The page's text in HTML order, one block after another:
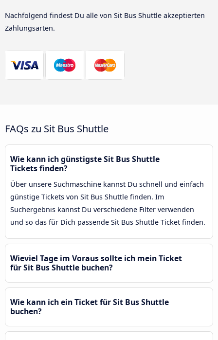
Nachfolgend findest Du alle von Sit Bus Shuttle akzeptierten
Zahlungsarten.
FAQs zu Sit Bus Shuttle
Wie kann ich günstigste Sit Bus Shuttle
Tickets finden?
Über unsere Suchmaschine kannst Du schnell und einfach
günstige Tickets von Sit Bus Shuttle finden. Im
Suchergebnis kannst Du verschiedene Filter verwenden
und so das für Dich passende Sit Bus Shuttle Ticket finden.
Wieviel Tage im Voraus sollte ich mein Ticket
für Sit Bus Shuttle buchen?
Wie kann ich ein Ticket für Sit Bus Shuttle
buchen?